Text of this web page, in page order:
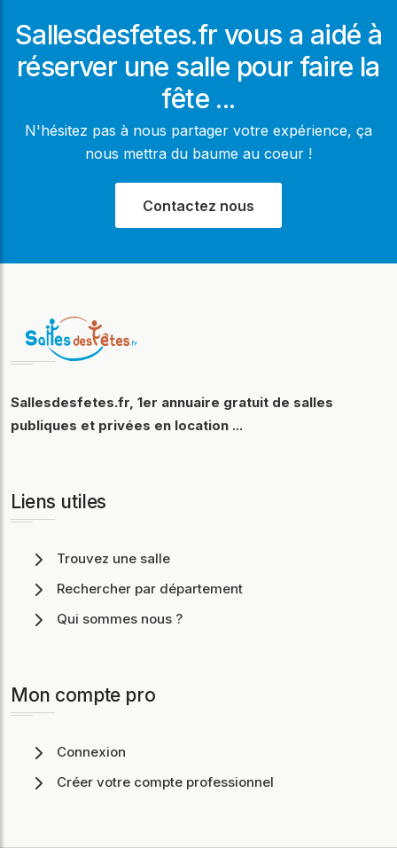
Sallesdesfetes.fr vous a aidé à
réserver une salle pour faire la
fête ...
N'hésitez pas à nous partager votre expérience, ça
nous mettra du baume au coeur !
Contactez nous
Sallesdesfetes.fr, 1er annuaire gratuit de salles
publiques et privées en location ...
Liens utiles
Trouvez une salle
Rechercher par département
Qui sommes nous ?
Mon compte pro
Connexion
Créer votre compte professionnel